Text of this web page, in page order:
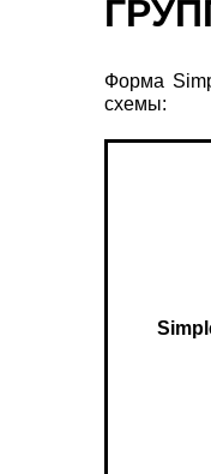
Форма
схемы: